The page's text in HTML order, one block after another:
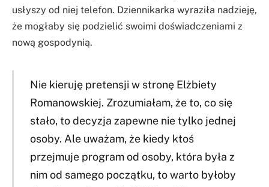
usłyszy od niej telefon. Dziennikarka wyraziła nadzieję,
że mogłaby się podzielić swoimi doświadczeniami z
nową gospodynią.
Nie kieruję pretensji w stronę Elżbiety
Romanowskiej. Zrozumiałam, że to, co się
stało, to decyzja zapewne nie tylko jednej
osoby. Ale uważam, że kiedy ktoś
przejmuje program od osoby, która była z
nim od samego początku, to warto byłoby